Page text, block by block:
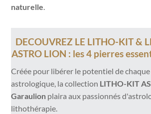
naturelle.
DECOUVREZ LE LITHO-KIT &
ASTRO LION : les 4 pierres
Créée pour libérer le potentiel de
astrologique, la collection LITHO-KIT
Garaulion plaira aux passionnés
lithothérapie.